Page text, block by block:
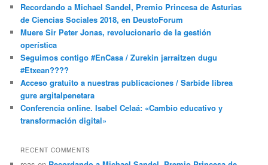
Recordando a Michael Sandel, Premio Princesa de Asturias
de Ciencias Sociales 2018, en DeustoForum
Muere Sir Peter Jonas, revolucionario de la gestión
operística
Seguimos contigo #EnCasa / Zurekin jarraitzen dugu
#Etxean????
Acceso gratuito a nuestras publicaciones / Sarbide librea
gure argitalpenetara
Conferencia online. Isabel Celaá: «Cambio educativo y
transformación digital»
RECENT COMMENTS